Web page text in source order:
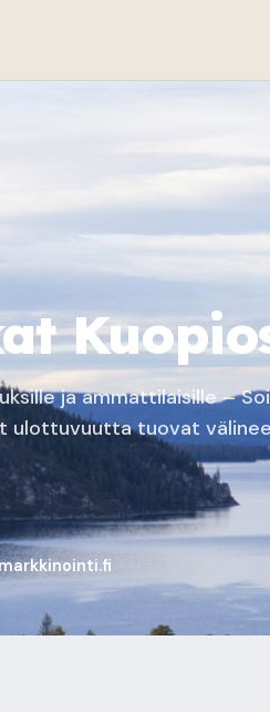
ja ammattilaisille –
ulottuvuutta tuovat